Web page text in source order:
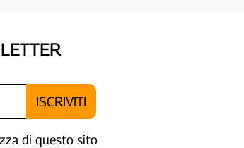
di questo sito